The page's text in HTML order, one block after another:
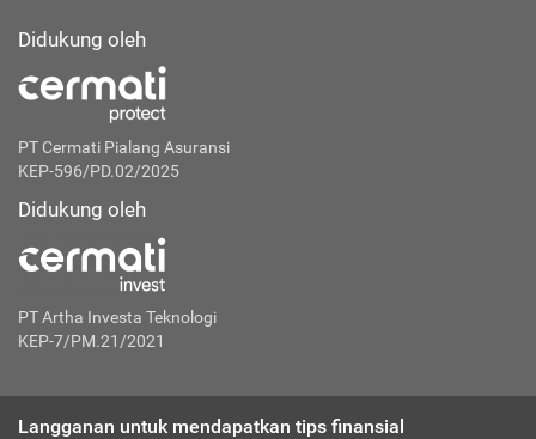
Didukung oleh
PT Cermati Pialang Asuransi
KEP-596/PD.02/2025
Didukung oleh
PT Artha Investa Teknologi
KEP-7/PM.21/2021
Langganan untuk mendapatkan tips finansial